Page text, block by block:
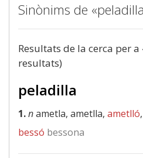
Sinònims de
Resultats de la cerca per a
resultats)
peladilla
1.nametla, ametlla, ametlló,
bessó bessona